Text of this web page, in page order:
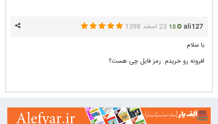
ali127
23 اسفند 1398
با سلام
افرونه رو خریدم. رمز فایل چی هست؟